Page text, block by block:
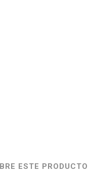
ESTE PRODUCTO